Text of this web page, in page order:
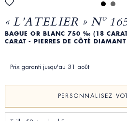
« L'ATELIER » Nº
BAGUE OR BLANC 750 ‰ (18
CARAT - PIERRES DE CÔTÉ
Prix garanti jusqu'au 31 août
PERSONNALISEZ